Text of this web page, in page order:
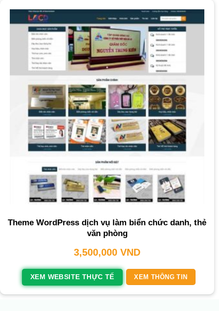
Theme WordPress dịch vụ làm biển chức danh, thẻ
văn phòng
3,500,000 VND
XEM WEBSITE THỰC TẾ XEM THÔNG TIN